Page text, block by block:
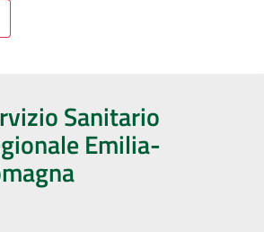
Sanitario
Emilia-